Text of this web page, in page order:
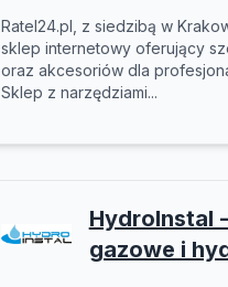
Ratel24.pl, z siedzibą w
sklep internetowy oferujący
oraz akcesoriów dla
Sklep z narzędziami...
HydroInstal
gazowe i